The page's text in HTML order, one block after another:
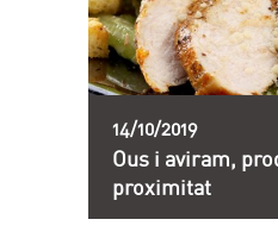
14/10/2019
Ous i aviram,
proximitat